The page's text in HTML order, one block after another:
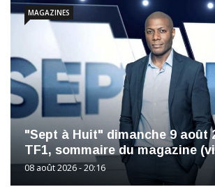
"Sept à Huit" dimanche 9 août
TF1, sommaire du magazine
08 août 2026 - 20:16
MAGAZINES